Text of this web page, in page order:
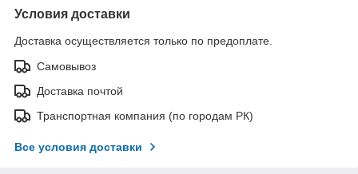
Условия доставки
Доставка осуществляется только по предоплате.
Самовывоз
Доставка почтой
Транспортная компания (по городам РК)
Все условия доставки